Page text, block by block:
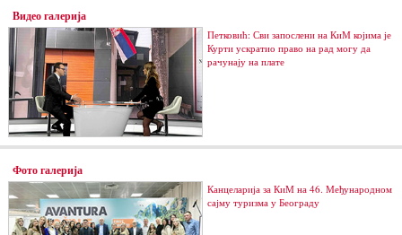
Видео галерија
Петковић: Сви запослени на КиМ којима је
Курти ускратио право на рад могу да
рачунају на плате
Фото галерија
Канцеларија за КиМ на 46. Међународном
сајму туризма у Београду